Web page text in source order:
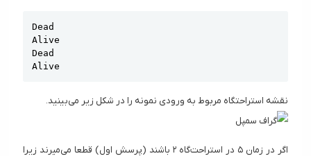
Dead
Alive
Dead
Alive
نقشه استراحتگاه مربوط به ورودی نمونه را در شکل زیر می‌بینید.
اگر در زمان ۵ در استراحت‌گاه ۲ باشند (پرسش اول) قطعا می‌میرند زیرا